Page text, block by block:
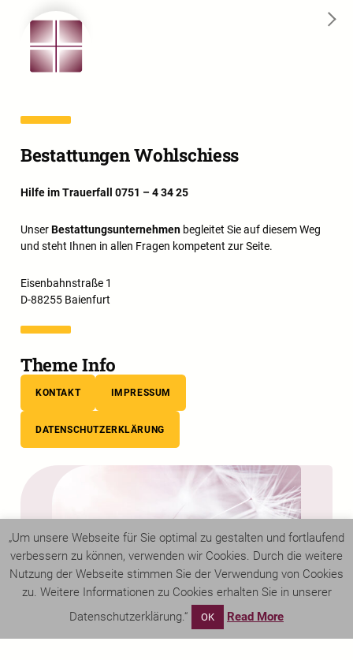
Bestattungen Wohlschiess
Hilfe im Trauerfall 0751 – 4 34 25
UnserBestattungsunternehmenbegleitet Sie auf diesem Weg
und steht Ihnen in allen Fragen kompetent zur Seite.
Eisenbahnstraße 1
D-88255 Baienfurt
Theme Info
KONTAKT IMPRESSUM
DATENSCHUTZERKLÄRUNG
„Um unsere Webseite für Sie optimal zu gestalten und fortlaufend
verbessern zu können, verwenden wir Cookies. Durch die weitere
Nutzung der Webseite stimmen Sie der Verwendung von Cookies
zu. Weitere Informationen zu Cookies erhalten Sie in unserer
Datenschutzerklärung.“
OK Read More